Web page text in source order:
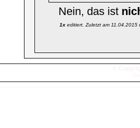
Nein, das ist
1x editiert. Zuletzt am 11.04.2015